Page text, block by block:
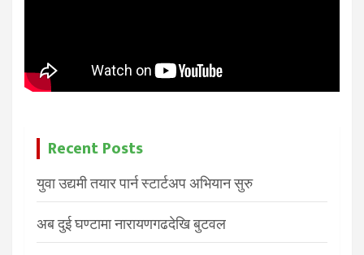
Recent Posts
युवा उद्यमी तयार पार्न स्टार्टअप अभियान सुरु
अब दुई घण्टामा नारायणगढदेखि बुटवल